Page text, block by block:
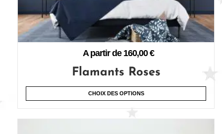
A partir de 160,00€
Flamants Roses
CHOIX DES OPTIONS